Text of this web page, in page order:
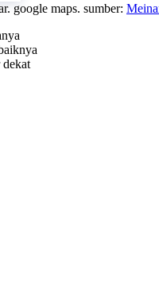
google maps. sumber:
dekat